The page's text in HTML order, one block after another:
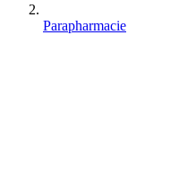
Parapharmacie